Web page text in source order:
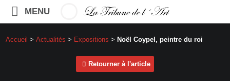
MENU
Accueil > Actualités > Expositions > Noël Coypel, peintre du roi
Retourner à l'article